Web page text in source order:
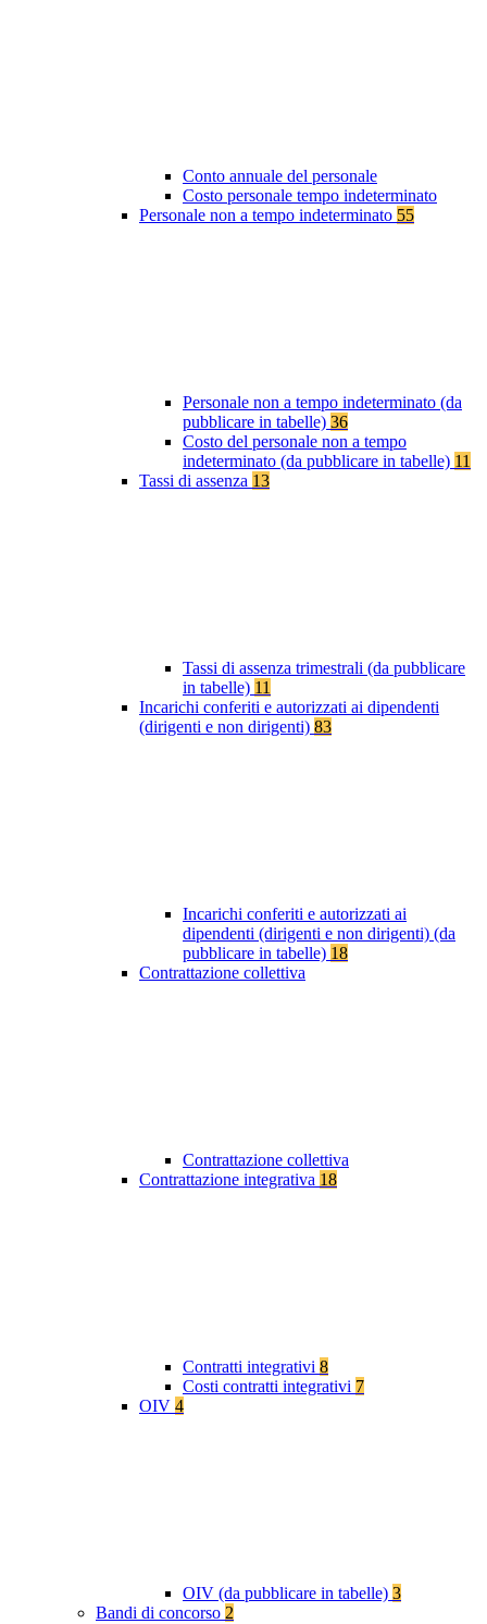
Conto annuale del personale
Costo personale tempo indeterminato
Personale non a tempo indeterminato 55
Personale non a tempo indeterminato (da
pubblicare in tabelle) 36
Costo del personale non a tempo
indeterminato (da pubblicare in tabelle) 11
Tassi di assenza 13
Tassi di assenza trimestrali (da pubblicare
in tabelle) 11
Incarichi conferiti e autorizzati ai dipendenti
(dirigenti e non dirigenti) 83
Incarichi conferiti e autorizzati ai
dipendenti (dirigenti e non dirigenti) (da
pubblicare in tabelle) 18
Contrattazione collettiva
Contrattazione collettiva
Contrattazione integrativa 18
Contratti integrativi 8
Costi contratti integrativi 7
OIV 4
OIV (da pubblicare in tabelle) 3
Bandi di concorso 2